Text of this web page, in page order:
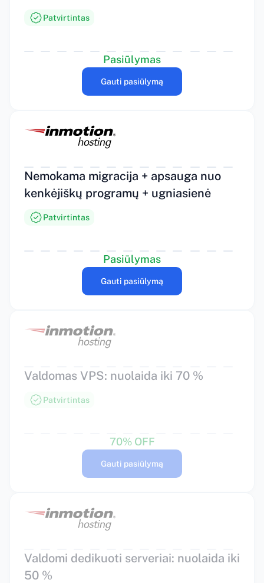
Patvirtintas
Pasiūlymas
Gauti pasiūlymą
Nemokama migracija + apsauga nuo
kenkėjiškų programų + ugniasienė
Patvirtintas
Pasiūlymas
Gauti pasiūlymą
Valdomas VPS: nuolaida iki 70 %
Patvirtintas
70% OFF
Gauti pasiūlymą
Valdomi dedikuoti serveriai: nuolaida iki
50 %